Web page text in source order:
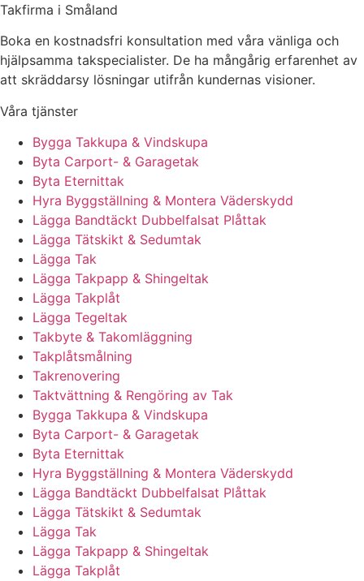
Takfirma i Småland
Boka en kostnadsfri konsultation med våra vänliga och
hjälpsamma takspecialister. De ha mångårig erfarenhet av
att skräddarsy lösningar utifrån kundernas visioner.
Våra tjänster
Bygga Takkupa & Vindskupa
Byta Carport- & Garagetak
Byta Eternittak
Hyra Byggställning & Montera Väderskydd
Lägga Bandtäckt Dubbelfalsat Plåttak
Lägga Tätskikt & Sedumtak
Lägga Tak
Lägga Takpapp & Shingeltak
Lägga Takplåt
Lägga Tegeltak
Takbyte & Takomläggning
Takplåtsmålning
Takrenovering
Taktvättning & Rengöring av Tak
Bygga Takkupa & Vindskupa
Byta Carport- & Garagetak
Byta Eternittak
Hyra Byggställning & Montera Väderskydd
Lägga Bandtäckt Dubbelfalsat Plåttak
Lägga Tätskikt & Sedumtak
Lägga Tak
Lägga Takpapp & Shingeltak
Lägga Takplåt